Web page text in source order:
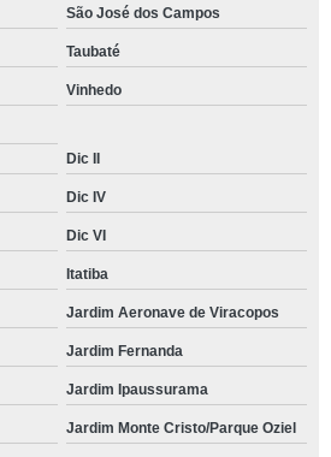
São José dos Campos
Taubaté
Vinhedo
Dic II
Dic IV
Dic VI
Itatiba
Jardim Aeronave de Viracopos
Jardim Fernanda
Jardim Ipaussurama
Jardim Monte Cristo/Parque Oziel